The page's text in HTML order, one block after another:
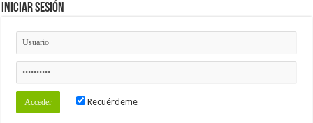
Iniciar Sesión
Recuérdeme